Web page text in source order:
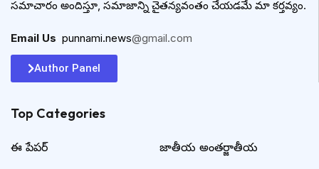
సమాచారం అందిస్తూ, సమాజాన్ని చైతన్యవంతం చేయడమే మా కర్తవ్యం.
Email Us punnami.news@gmail.com
Author Panel
Top Categories​
ఈ పేపర్ జాతీయ అంతర్జాతీయ